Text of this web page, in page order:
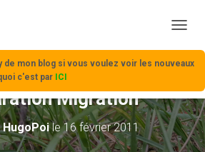
É
P
I
E
R
L
A
de mon blog si vous voulez voir les nouveaux
c'est par ICI
Migration
HugoPoile16 février 2011